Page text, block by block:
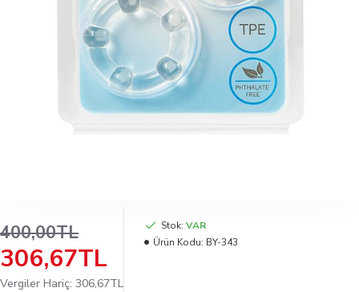
306,67TL
400,00TL
Vergiler Hariç: 306,67TL
Stok: VAR
Ürün Kodu: BY-343